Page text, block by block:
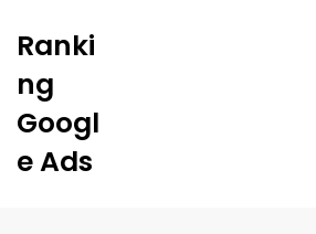
Ranki
ng
Googl
e Ads